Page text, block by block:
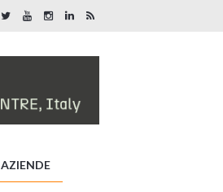
AZIENDE